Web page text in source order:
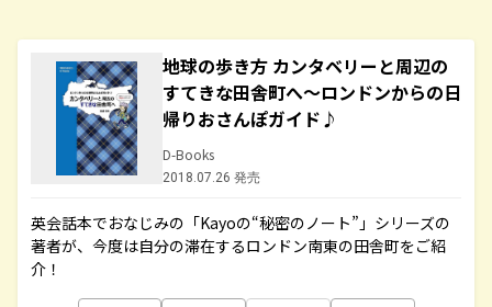
地球の歩き方 カンタベリーと周辺の
すてきな田舎町へ～ロンドンからの日
帰りおさんぽガイド♪
D-Books
2018.07.26 発売
英会話本でおなじみの「Kayoの“秘密のノート”」シリーズの
著者が、今度は自分の滞在するロンドン南東の田舎町をご紹
介！